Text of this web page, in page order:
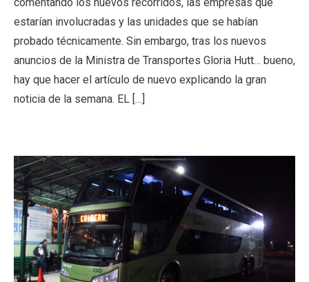
comentando los nuevos recorridos, las empresas que
estarían involucradas y las unidades que se habían
probado técnicamente. Sin embargo, tras los nuevos
anuncios de la Ministra de Transportes Gloria Hutt… bueno,
hay que hacer el artículo de nuevo explicando la gran
noticia de la semana. EL […]